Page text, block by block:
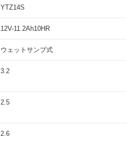
YTZ14S
12V-11.2Ah10HR
ウェットサンプ式
3.2
2.5
2.6